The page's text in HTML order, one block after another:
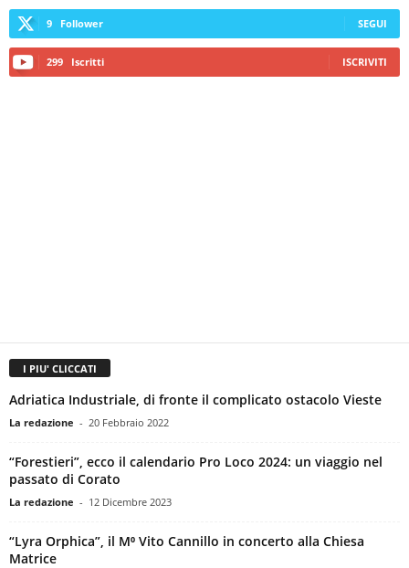
9 Follower SEGUI
299 Iscritti ISCRIVITI
I PIU' CLICCATI
Adriatica Industriale, di fronte il complicato ostacolo Vieste
La redazione - 20 Febbraio 2022
“Forestieri”, ecco il calendario Pro Loco 2024: un viaggio nel
passato di Corato
La redazione - 12 Dicembre 2023
“Lyra Orphica”, il M⁰ Vito Cannillo in concerto alla Chiesa
Matrice